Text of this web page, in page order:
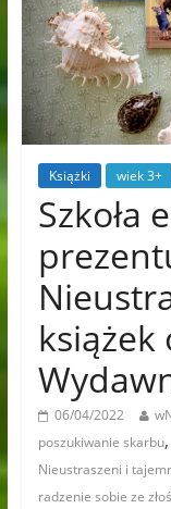
Książki wiek 3+
Szkoła
książek
06/04/2022
poszukiwanie skarbu,
Nieustraszeni i
radzenie sobie ze